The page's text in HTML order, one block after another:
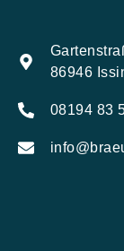
86946
08194 83